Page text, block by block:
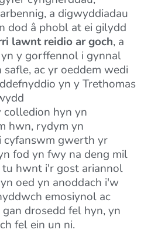
a digwyddiadau
dod â phobl at ei gilydd
lawnt reidio ar goch, a
y gorffennol i gynnal
ac yr oeddem wedi
yn y Trethomas
colledion hyn yn
hwn, rydym yn
cyfanswm gwerth yr
fod yn fwy na deng mil
tu hwnt i'r gost ariannol
oed yn anoddach i'w
emosiynol ac
drosedd fel hyn, yn
fel ein un ni.